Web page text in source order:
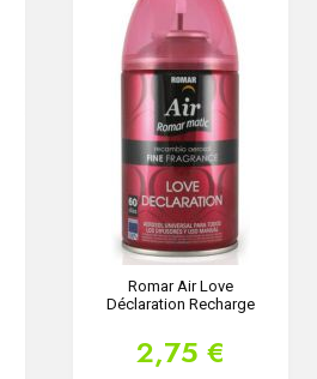
Romar Air Love
Déclaration Recharge
2,75 €